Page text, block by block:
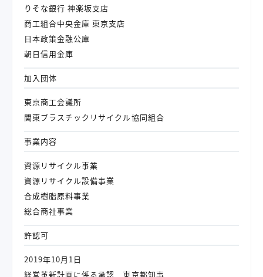
りそな銀行 神楽坂支店
商工組合中央金庫 東京支店
日本政策金融公庫
朝日信用金庫
加入団体
東京商工会議所
関東プラスチックリサイクル協同組合
事業内容
資源リサイクル事業
資源リサイクル設備事業
合成樹脂原料事業
総合商社事業
許認可
2019年10月1日
経営革新計画に係る承認 東京都知事